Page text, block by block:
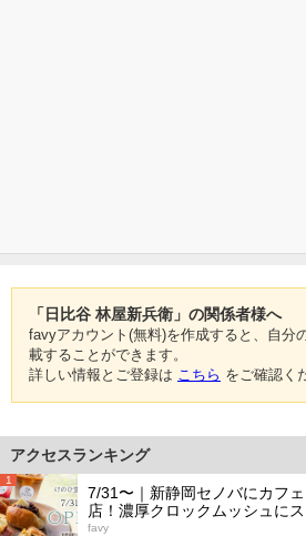
「日比谷 林屋新兵衛」の関係者様へ
favyアカウント(無料)を作成すると、自分
載することができます。
詳しい情報とご登録は こちら をご確認く
アクセスランキング
1
7/31〜｜新静岡セノバにカフ
店！濃厚クロックムッシュに
favy